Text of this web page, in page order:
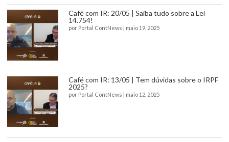
Café com IR: 20/05 | Saiba tudo sobre a Lei
14.754!
por Portal ContNews maio 19, 2025
Café com IR: 13/05 | Tem dúvidas sobre o IRPF
2025?
por Portal ContNews maio 12, 2025